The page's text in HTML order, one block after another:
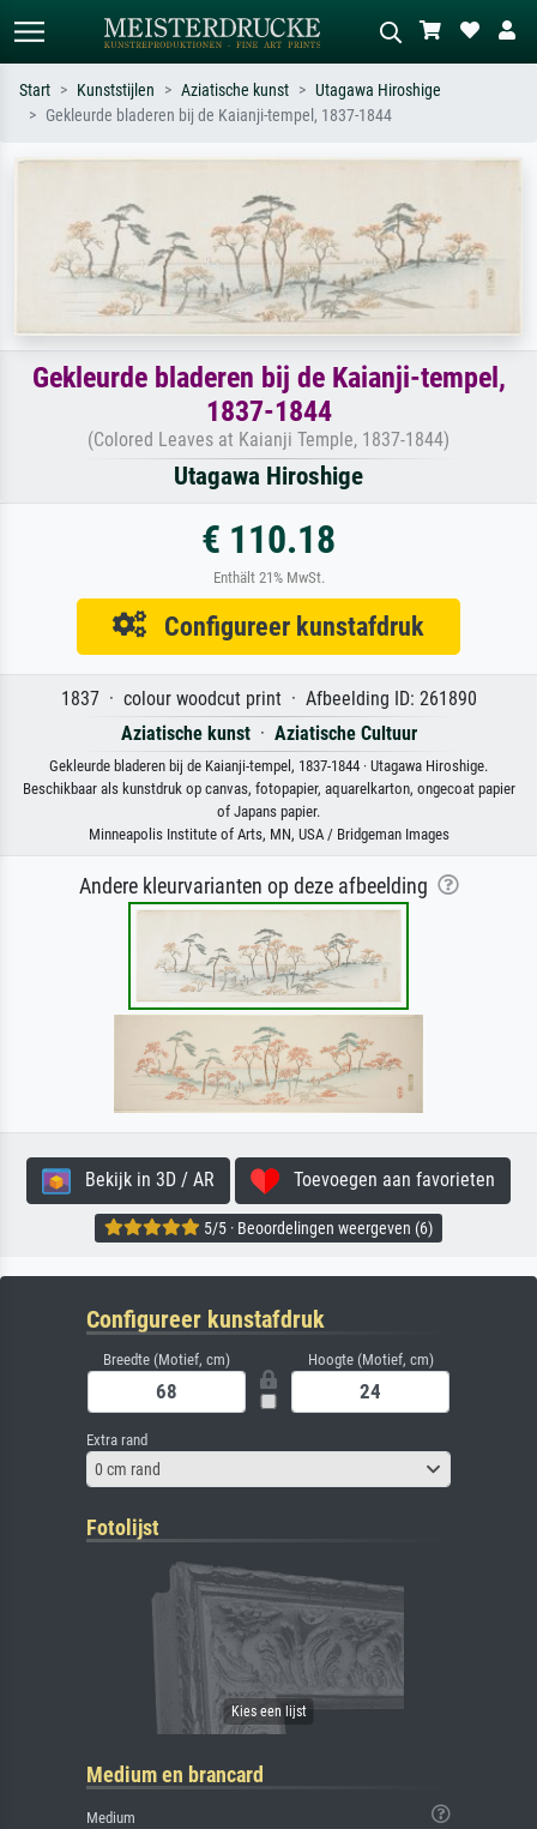
Monet, Sterrennacht, impressionisme,
Hokusai-golf, naakt.
weide, abstract met veel rood, donker
olieverfschilderij, staand naakt naast
een boom.
Start Kunststijlen Aziatische kunst
Utagawa Hiroshige
Gekleurde bladeren bij de Kaianji-tempel, 1837-1844
Gekleurde bladeren bij de Kaianji-tempel,
1837-1844
(Colored Leaves at Kaianji Temple, 1837-1844)
Utagawa Hiroshige
€ 110.18
Enthält 21% MwSt.
Configureer kunstafdruk
1837 · colour woodcut print · Afbeelding ID: 261890
Aziatische kunst· Aziatische Cultuur
Gekleurde bladeren bij de Kaianji-tempel, 1837-1844 · Utagawa Hiroshige.
Beschikbaar als kunstdruk op canvas, fotopapier, aquarelkarton, ongecoat papier
of Japans papier.
Minneapolis Institute of Arts, MN, USA / Bridgeman Images
Andere kleurvarianten op deze afbeelding
Bekijk in 3D / AR Toevoegen aan favorieten
5/5 · Beoordelingen weergeven (6)
Configureer kunstafdruk
Breedte (Motief, cm) Hoogte (Motief, cm)
Extra rand
0 cm rand
Fotolijst
Medium en brancard
Medium